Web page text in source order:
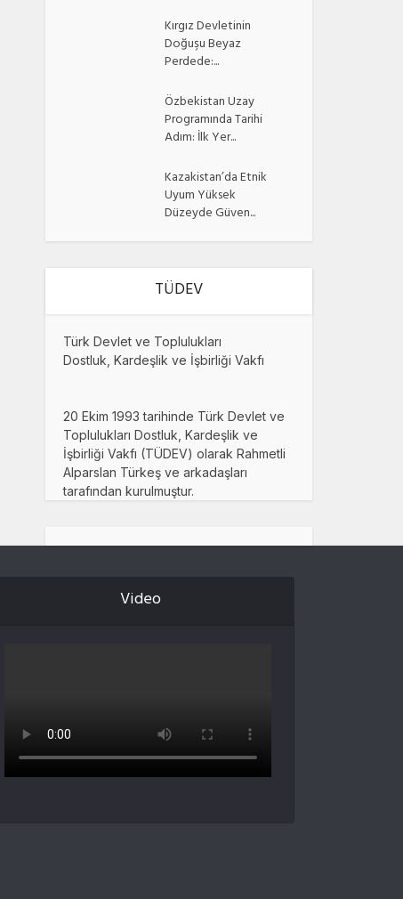
Kırgız Devletinin
Doğuşu Beyaz
Perdede:...
Özbekistan Uzay
Programında Tarihi
Adım: İlk Yer...
Kazakistan’da Etnik
Uyum Yüksek
Düzeyde Güven...
TÜDEV
Türk Devlet ve Toplulukları
Dostluk, Kardeşlik ve İşbirliği Vakfı
20 Ekim 1993 tarihinde Türk Devlet ve
Toplulukları Dostluk, Kardeşlik ve
İşbirliği Vakfı (TÜDEV) olarak Rahmetli
Alparslan Türkeş ve arkadaşları
tarafından kurulmuştur.
Video